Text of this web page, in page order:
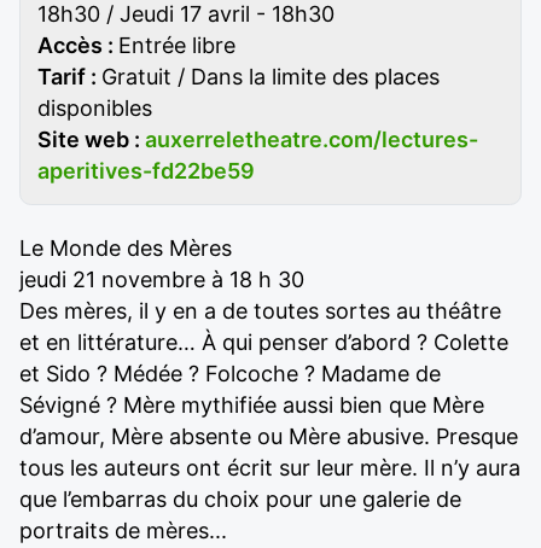
18h30 / Jeudi 17 avril - 18h30
Accès : Entrée libre
Tarif : Gratuit / Dans la limite des places
disponibles
Site web : auxerreletheatre.com/lectures-
aperitives-fd22be59
Le Monde des Mères
jeudi 21 novembre à 18 h 30
Des mères, il y en a de toutes sortes au théâtre
et en littérature… À qui penser d’abord ? Colette
et Sido ? Médée ? Folcoche ? Madame de
Sévigné ? Mère mythifiée aussi bien que Mère
d’amour, Mère absente ou Mère abusive. Presque
tous les auteurs ont écrit sur leur mère. Il n’y aura
que l’embarras du choix pour une galerie de
portraits de mères...